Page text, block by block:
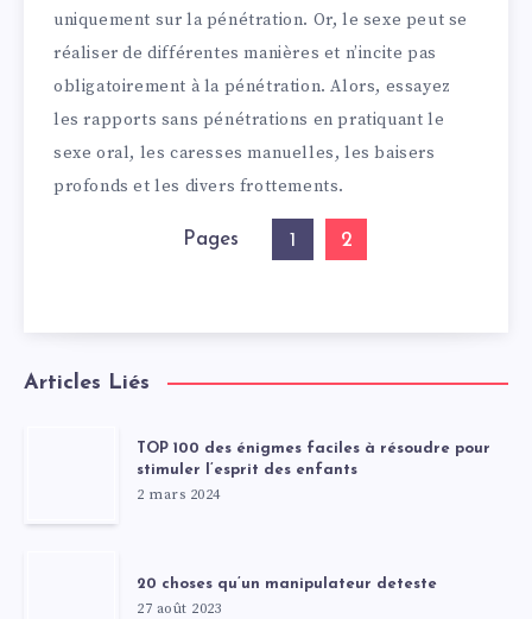
uniquement sur la pénétration. Or, le sexe peut se
réaliser de différentes manières et n’incite pas
obligatoirement à la pénétration. Alors, essayez
les rapports sans pénétrations en pratiquant le
sexe oral, les caresses manuelles, les baisers
profonds et les divers frottements.
Pages 1 2
Articles Liés
TOP 100 des énigmes faciles à résoudre pour
stimuler l’esprit des enfants
2 mars 2024
20 choses qu’un manipulateur deteste
27 août 2023